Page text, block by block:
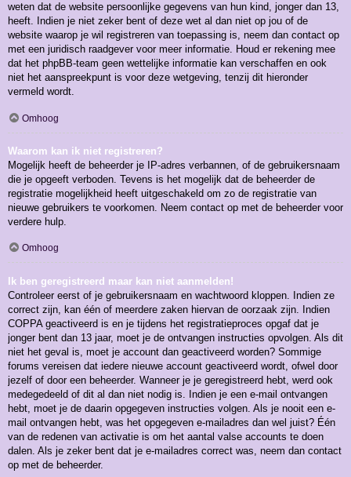
weten dat de website persoonlijke gegevens van hun kind, jonger dan 13,
heeft. Indien je niet zeker bent of deze wet al dan niet op jou of de
website waarop je wil registreren van toepassing is, neem dan contact op
met een juridisch raadgever voor meer informatie. Houd er rekening mee
dat het phpBB-team geen wettelijke informatie kan verschaffen en ook
niet het aanspreekpunt is voor deze wetgeving, tenzij dit hieronder
vermeld wordt.
Omhoog
Waarom kan ik niet registreren?
Mogelijk heeft de beheerder je IP-adres verbannen, of de gebruikersnaam
die je opgeeft verboden. Tevens is het mogelijk dat de beheerder de
registratie mogelijkheid heeft uitgeschakeld om zo de registratie van
nieuwe gebruikers te voorkomen. Neem contact op met de beheerder voor
verdere hulp.
Omhoog
Ik ben geregistreerd maar kan niet aanmelden!
Controleer eerst of je gebruikersnaam en wachtwoord kloppen. Indien ze
correct zijn, kan één of meerdere zaken hiervan de oorzaak zijn. Indien
COPPA geactiveerd is en je tijdens het registratieproces opgaf dat je
jonger bent dan 13 jaar, moet je de ontvangen instructies opvolgen. Als dit
niet het geval is, moet je account dan geactiveerd worden? Sommige
forums vereisen dat iedere nieuwe account geactiveerd wordt, ofwel door
jezelf of door een beheerder. Wanneer je je geregistreerd hebt, werd ook
medegedeeld of dit al dan niet nodig is. Indien je een e-mail ontvangen
hebt, moet je de daarin opgegeven instructies volgen. Als je nooit een e-
mail ontvangen hebt, was het opgegeven e-mailadres dan wel juist? Één
van de redenen van activatie is om het aantal valse accounts te doen
dalen. Als je zeker bent dat je e-mailadres correct was, neem dan contact
op met de beheerder.